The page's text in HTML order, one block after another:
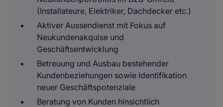
(Installateure, Elektriker, Dachdecker etc.)
Aktiver Aussendienst mit Fokus auf
Neukundenakquise und
Geschäftsentwicklung
Betreuung und Ausbau bestehender
Kundenbeziehungen sowie Identifikation
neuer Geschäftspotenziale
Beratung von Kunden hinsichtlich